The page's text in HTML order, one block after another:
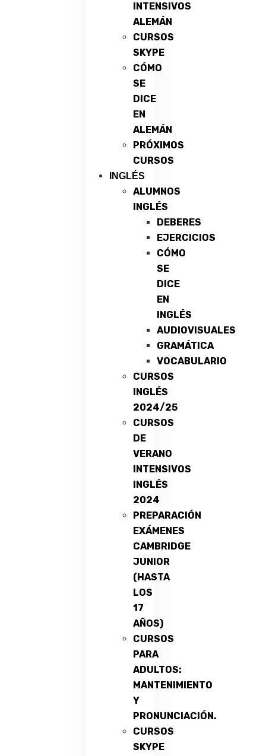
INTENSIVOS
ALEMÁN
CURSOS
SKYPE
CÓMO
SE
DICE
EN
ALEMÁN
PRÓXIMOS
CURSOS
INGLÉS
ALUMNOS
INGLÉS
DEBERES
EJERCICIOS
CÓMO
SE
DICE
EN
INGLÉS
AUDIOVISUALES
GRAMÁTICA
VOCABULARIO
CURSOS
INGLÉS
2024/25
CURSOS
DE
VERANO
INTENSIVOS
INGLÉS
2024
PREPARACIÓN
EXÁMENES
CAMBRIDGE
JUNIOR
(HASTA
LOS
17
AÑOS)
CURSOS
PARA
ADULTOS:
MANTENIMIENTO
Y
PRONUNCIACIÓN.
CURSOS
SKYPE